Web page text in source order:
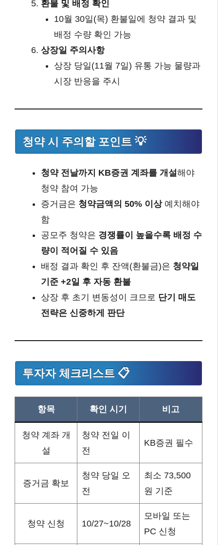
환불 및 배정 확인
10월 30일(목) 환불일에 청약 결과 및
배정 수량 확인 가능
상장일 주의사항
상장 당일(11월 7일) 유통 가능 물량과
시장 반응을 주시
청약 시 주의할 포인트 💡
청약 전날까지 KB증권 계좌를 개설해야
청약 참여 가능
증거금은 청약금액의 50% 이상예치해야
함
공모주 청약은 경쟁률이 높을수록 배정 수
량이 적어질 수 있음
배정 결과 확인 후 잔액(환불금)은 청약일
기준 +2일 후 자동 환불
상장 후 초기 변동성이 크므로 단기 매도
전략은 신중하게 판단
투자자 체크리스트 📋
항목 확인 시기 비고
청약 계좌 개
설
청약 전일 이
전
KB증권 필수
증거금 확보
청약 당일 오
전
최소 73,500
원 기준
청약 신청 10/27~10/28
모바일 또는
PC 신청